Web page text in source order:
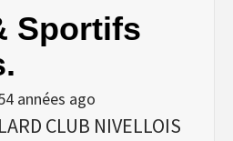
Sportifs
années ago
CLUB NIVELLOIS